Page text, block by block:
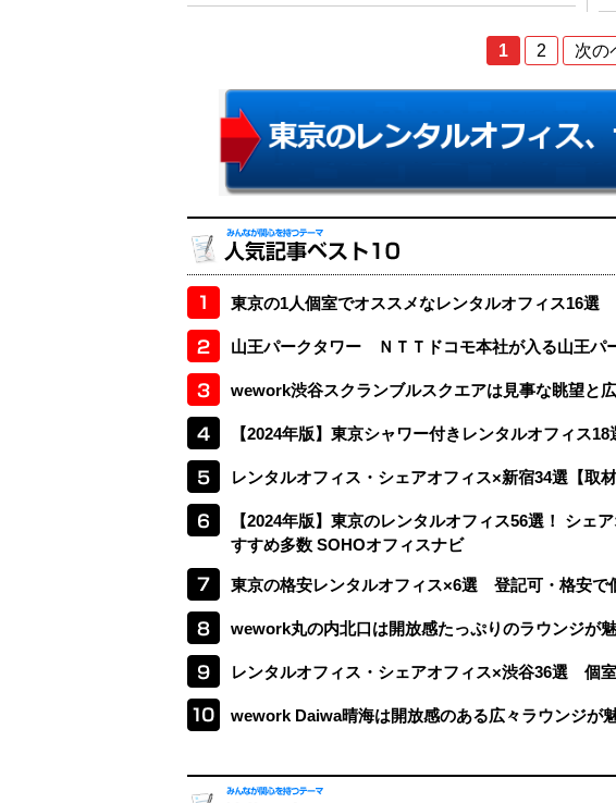
1 2 次の
東京の1人個室でオススメなレンタルオフィス16選
山王パークタワー ＮＴＴドコモ本社が入る山王パ
wework渋谷スクランブルスクエアは見事な眺望と
【2024年版】東京シャワー付きレンタルオフィス18
レンタルオフィス・シェアオフィス×新宿34選【取材
【2024年版】東京のレンタルオフィス56選！ シェ
すすめ多数 SOHOオフィスナビ
東京の格安レンタルオフィス×6選 登記可・格安で
wework丸の内北口は開放感たっぷりのラウンジが
レンタルオフィス・シェアオフィス×渋谷36選 個
wework Daiwa晴海は開放感のある広々ラウンジが